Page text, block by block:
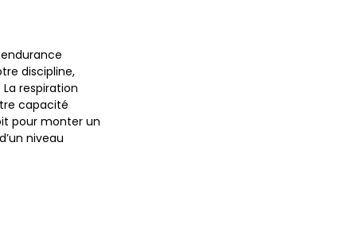
discipline,
respiration
capacité
pour monter un
niveau